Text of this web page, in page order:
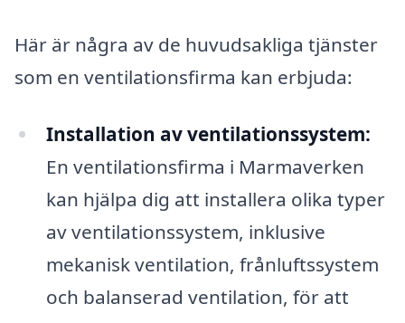
Här är några av de huvudsakliga tjänster
som en ventilationsfirma kan erbjuda:
Installation av ventilationssystem:
En ventilationsfirma i Marmaverken
kan hjälpa dig att installera olika typer
av ventilationssystem, inklusive
mekanisk ventilation, frånluftssystem
och balanserad ventilation, för att